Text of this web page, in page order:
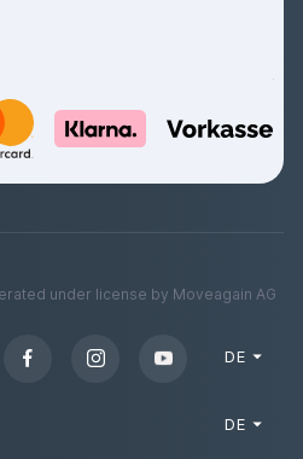
under license by Moveagain AG
DE
DE